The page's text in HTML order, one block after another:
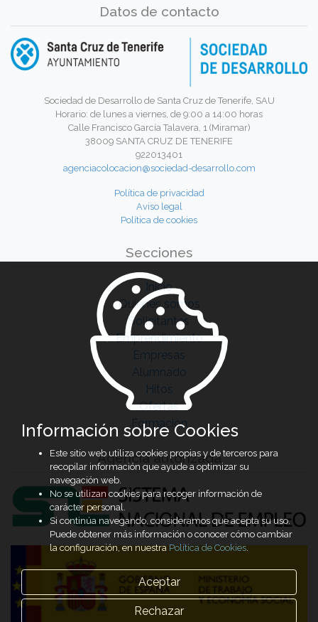
Datos de contacto
Sociedad de Desarrollo de Santa Cruz de Tenerife, SAU
Horario: de lunes a viernes, de 9:00 a 14:00 horas
Calle Francisco García Talavera, 1 (Miramar)
38009 SANTA CRUZ DE TENERIFE
922013401
agenciacolocacion@sociedad-desarrollo.com
Política de privacidad
Aviso legal
Política de cookies
Secciones
Inicio
Quiénes somos
Solicitantes
Emprendimiento
Empresas
Alumnado
Hitos
Ofertas
Formación
Agencia autorizada
Información sobre Cookies
Este sitio web utiliza cookies propias y de terceros para
recopilar información que ayude a optimizar su
navegación web.
No se utilizan cookies para recoger información de
carácter personal.
Si continúa navegando, consideramos que acepta su uso.
Puede obtener más información o conocer cómo cambiar
la configuración, en nuestraPolítica de Cookies.
Aceptar
Rechazar